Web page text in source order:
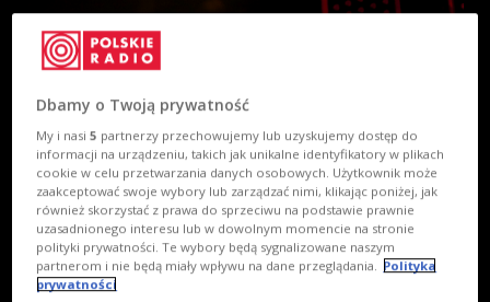
Dbamy o Twoją prywatność
My i nasi5 partnerzy przechowujemy lub uzyskujemy dostęp do
informacji na urządzeniu, takich jak unikalne identyfikatory w plikach
cookie w celu przetwarzania danych osobowych. Użytkownik może
zaakceptować swoje wybory lub zarządzać nimi, klikając poniżej, jak
również skorzystać z prawa do sprzeciwu na podstawie prawnie
uzasadnionego interesu lub w dowolnym momencie na stronie
polityki prywatności. Te wybory będą sygnalizowane naszym
partnerom i nie będą miały wpływu na dane przeglądania.
Polityka
prywatności